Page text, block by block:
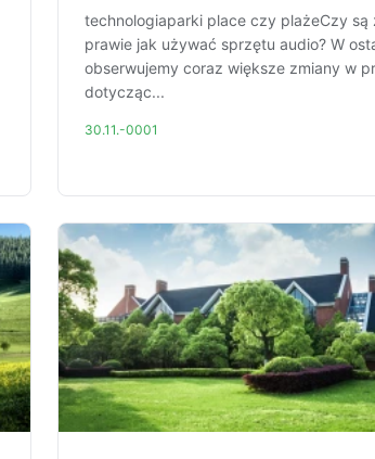
technologiaparki place czy plażeCzy są
prawie jak używać sprzętu audio? W
obserwujemy coraz większe zmiany w
dotycząc...
30.11.-0001